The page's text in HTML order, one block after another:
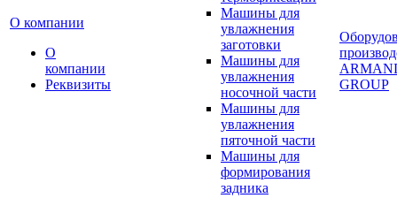
О компании
О
компании
Реквизиты
Машины для
увлажнения
заготовки
Машины для
увлажнения
носочной части
Машины для
увлажнения
пяточной части
Машины для
формирования
задника
GROUP